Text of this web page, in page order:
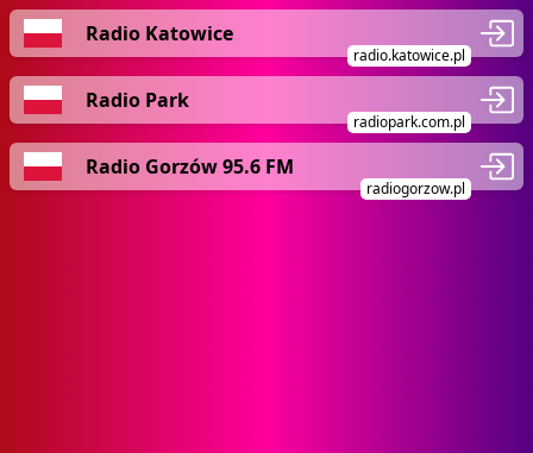
Radio Katowice
radio.katowice.pl
Radio Park
radiopark.com.pl
Radio Gorzów 95.6 FM
radiogorzow.pl